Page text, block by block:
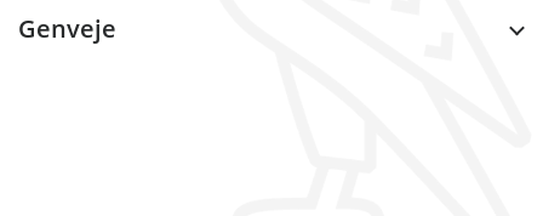
Genveje